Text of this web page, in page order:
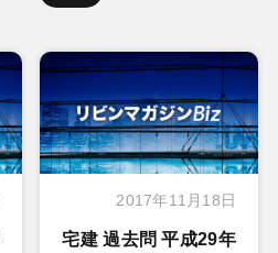
2017年11月18日
宅建 過去問 平成29年